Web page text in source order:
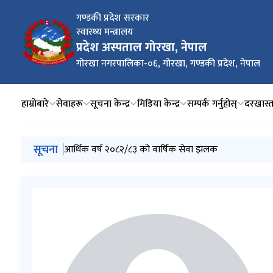
गण्डकी प्रदेश सरकार
स्वास्थ्य मन्त्रालय
प्रदेश अस्पताल गोरखा, नेपाल
गोरखा नगरपालिका-०६, गोरखा, गण्डकी प्रदेश, नेपाल
हाम्रोबारे सेवाहरू सूचना केन्द्र मिडिया केन्द्र सम्पर्क गर्नुहोस्
मुख्य नेभिगेसनमा जानुहोस्
सूचना 📢 करार पदपूर्ति सम्बन्धी सूचना
आर्थिक वर्ष २०८२/८३ को वार्षिक सेवा झलक
📢 पदपूर्ति सम्बन्धी सूचना रद्द गरिएको बारे अत्यन्त जरुरी
अन्तिम नामवलि प्रकाशन सम्बन्धमा।।।
स्वीकृत नामवली तथा अन्तरवार्ता सम्बन्धि सुचना